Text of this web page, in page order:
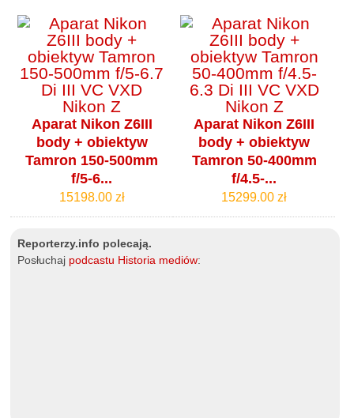
Aparat Nikon Z6III
body + obiektyw
Tamron 150-500mm
f/5-6...
15198.00 zł
Aparat Nikon Z6III
body + obiektyw
Tamron 50-400mm
f/4.5-...
15299.00 zł
Reporterzy.info polecają.
Posłuchaj podcastu Historia mediów: